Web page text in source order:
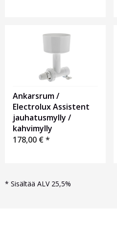
Ankarsrum /
Electrolux Assistent
jauhatusmylly /
kahvimylly
178,00 €*
* Sisältää ALV 25,5%